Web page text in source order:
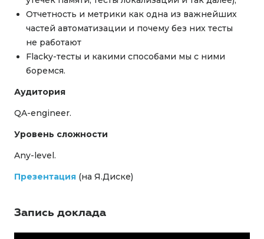
Отчетность и метрики как одна из важнейших
частей автоматизации и почему без них тесты
не работают
Flacky-тесты и какими способами мы с ними
боремся.
Аудитория
QA-engineer.
Уровень сложности
Any-level.
Презентация (на Я.Диске)
Запись доклада